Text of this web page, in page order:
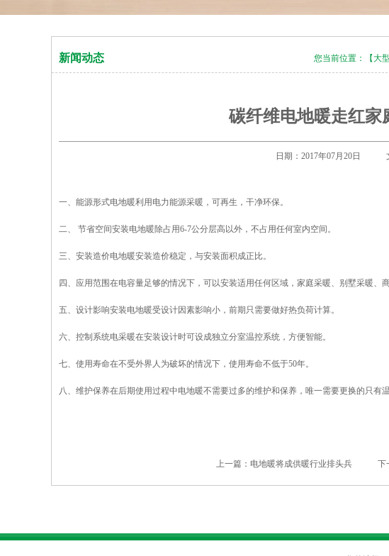
新闻动态 您当前位置： 【大
碳纤维电地暖走红家
日期：2017年07月20日
一、能源形式电地暖利用电力能源采暖，可再生，干净环保。
二、 节省空间安装电地暖除占用6-7公分层高以外，不占用任何室内空间。
三、安装造价电地暖安装造价稳定，与安装面积成正比。
四、应用范围在电容量足够的情况下，可以安装适用任何区域，家庭采暖、别墅采暖、
五、设计影响安装电地暖受设计因素影响小，前期只需要做好热负荷计算。
六、控制系统电采暖在安装设计时可设成独立分室温控系统，方便智能。
七、使用寿命在不受外界人为破坏的情况下，使用寿命不低于50年。
八、维护保养在后期使用过程中电地暖不需要过多的维护和保养，唯一需要更换的只有温
上一篇： 电地暖将成供暖行业排头兵 下一